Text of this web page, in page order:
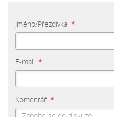
Jméno/Přezdívka *
E-mail *
Komentář *